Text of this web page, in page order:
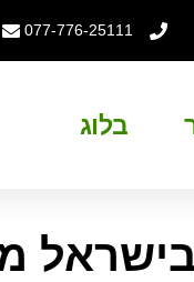
077-776-25111
בלוג